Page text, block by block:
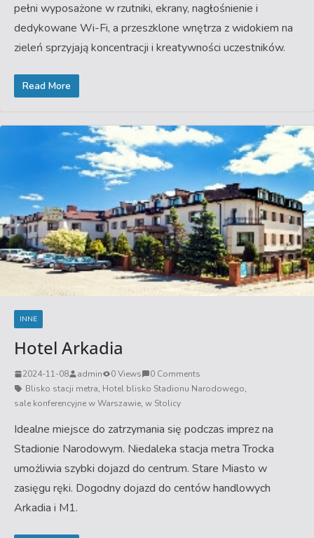
pełni wyposażone w rzutniki, ekrany, nagłośnienie i
dedykowane Wi-Fi, a przeszklone wnętrza z widokiem na
zieleń sprzyjają koncentracji i kreatywności uczestników.
Read More
INNE
Hotel Arkadia
2024-11-08 admin 0 Views
0 Comments
Blisko stacji metra, Hotel blisko Stadionu Narodowego,
sale konferencyjne w Warszawie, w Stolicy
Idealne miejsce do zatrzymania się podczas imprez na
Stadionie Narodowym. Niedaleka stacja metra Trocka
umożliwia szybki dojazd do centrum. Stare Miasto w
zasięgu ręki. Dogodny dojazd do centów handlowych
Arkadia i M1.